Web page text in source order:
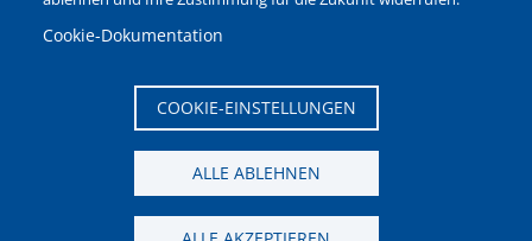
Newsletter verwalten
Cookie-Dokumentation
COOKIE-EINSTELLUNGEN
ALLE ABLEHNEN